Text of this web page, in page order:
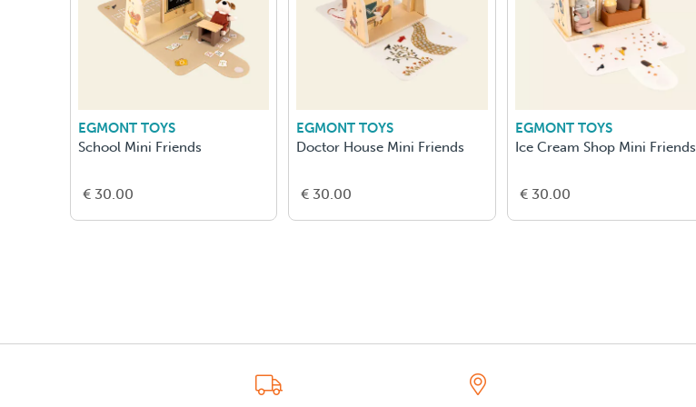
EGMONT TOYS
School Mini Friends
€ 30.00
EGMONT TOYS
Doctor House Mini Friends
€ 30.00
EGMONT TOYS
Ice Cream Shop Mini Friends
€ 30.00